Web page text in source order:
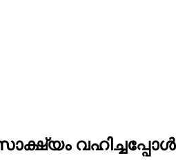
വഹിച്ചപ്പോൾ